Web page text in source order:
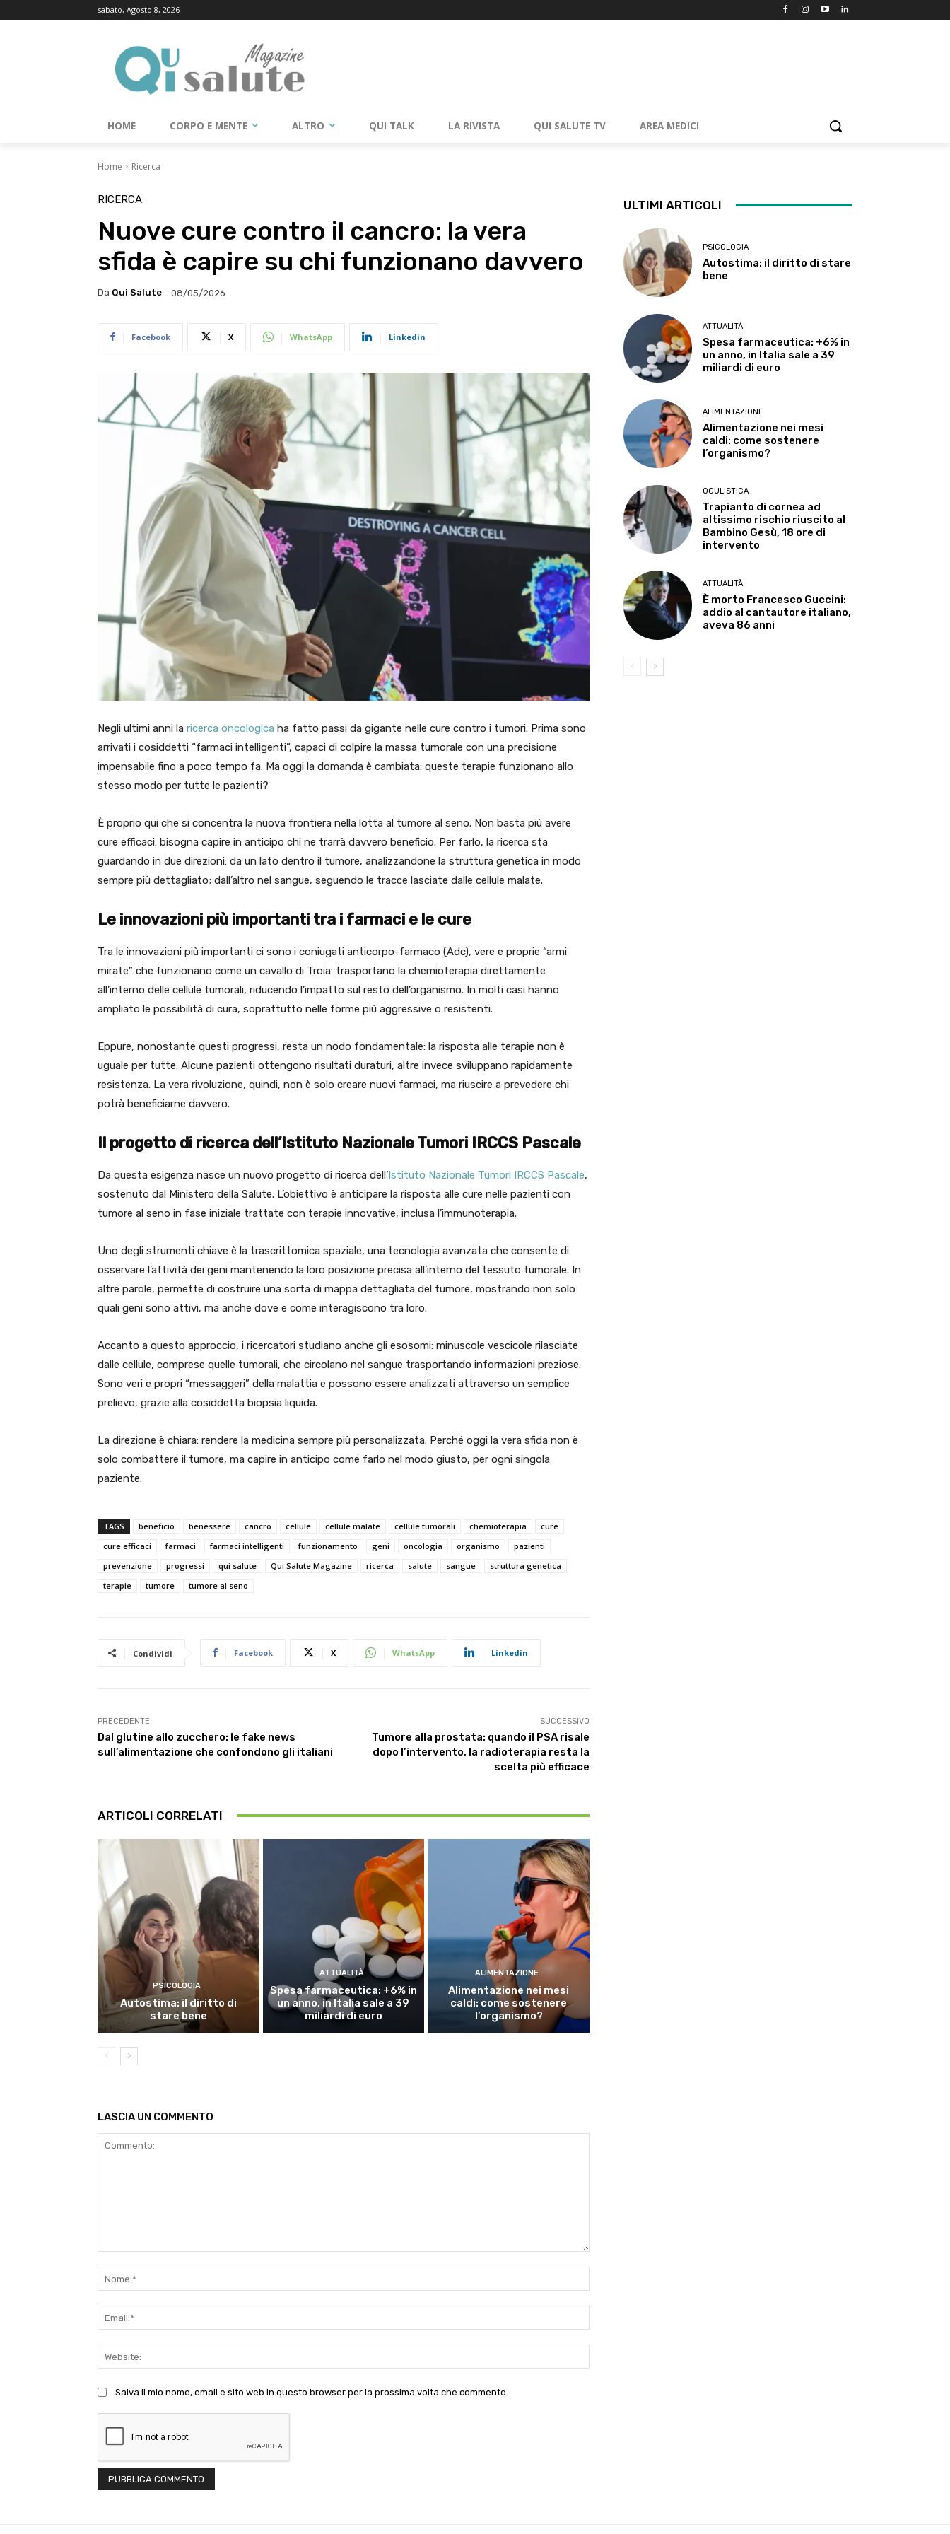
sabato, Agosto 8, 2026
HOME CORPO E MENTE ALTRO QUI TALK LA RIVISTA QUI SALUTE TV AREA MEDICI
Home Ricerca
RICERCA
Nuove cure contro il cancro: la vera
sfida è capire su chi funzionano davvero
Da Qui Salute 08/05/2026
Facebook X WhatsApp Linkedin
Negli ultimi anni la ricerca oncologica ha fatto passi da gigante nelle cure contro i tumori. Prima sono
arrivati i cosiddetti “farmaci intelligenti”, capaci di colpire la massa tumorale con una precisione
impensabile fino a poco tempo fa. Ma oggi la domanda è cambiata: queste terapie funzionano allo
stesso modo per tutte le pazienti?
È proprio qui che si concentra la nuova frontiera nella lotta al tumore al seno. Non basta più avere
cure efficaci: bisogna capire in anticipo chi ne trarrà davvero beneficio. Per farlo, la ricerca sta
guardando in due direzioni: da un lato dentro il tumore, analizzandone la struttura genetica in modo
sempre più dettagliato; dall’altro nel sangue, seguendo le tracce lasciate dalle cellule malate.
Le innovazioni più importanti tra i farmaci e le cure
Tra le innovazioni più importanti ci sono i coniugati anticorpo-farmaco (Adc), vere e proprie “armi
mirate” che funzionano come un cavallo di Troia: trasportano la chemioterapia direttamente
all’interno delle cellule tumorali, riducendo l’impatto sul resto dell’organismo. In molti casi hanno
ampliato le possibilità di cura, soprattutto nelle forme più aggressive o resistenti.
Eppure, nonostante questi progressi, resta un nodo fondamentale: la risposta alle terapie non è
uguale per tutte. Alcune pazienti ottengono risultati duraturi, altre invece sviluppano rapidamente
resistenza. La vera rivoluzione, quindi, non è solo creare nuovi farmaci, ma riuscire a prevedere chi
potrà beneficiarne davvero.
Il progetto di ricerca dell’Istituto Nazionale Tumori IRCCS Pascale
Da questa esigenza nasce un nuovo progetto di ricerca dell’Istituto Nazionale Tumori IRCCS Pascale,
sostenuto dal Ministero della Salute. L’obiettivo è anticipare la risposta alle cure nelle pazienti con
tumore al seno in fase iniziale trattate con terapie innovative, inclusa l’immunoterapia.
Uno degli strumenti chiave è la trascrittomica spaziale, una tecnologia avanzata che consente di
osservare l’attività dei geni mantenendo la loro posizione precisa all’interno del tessuto tumorale. In
altre parole, permette di costruire una sorta di mappa dettagliata del tumore, mostrando non solo
quali geni sono attivi, ma anche dove e come interagiscono tra loro.
Accanto a questo approccio, i ricercatori studiano anche gli esosomi: minuscole vescicole rilasciate
dalle cellule, comprese quelle tumorali, che circolano nel sangue trasportando informazioni preziose.
Sono veri e propri “messaggeri” della malattia e possono essere analizzati attraverso un semplice
prelievo, grazie alla cosiddetta biopsia liquida.
La direzione è chiara: rendere la medicina sempre più personalizzata. Perché oggi la vera sfida non è
solo combattere il tumore, ma capire in anticipo come farlo nel modo giusto, per ogni singola
paziente.
TAGS beneficio benessere cancro cellule cellule malate cellule tumorali chemioterapia
cure
cure efficaci
farmaci farmaci intelligenti funzionamento geni oncologia organismo
pazienti
prevenzione
progressi qui salute Qui Salute Magazine ricerca salute sangue
struttura genetica
terapie
tumore tumore al seno
Condividi Facebook X WhatsApp Linkedin
PRECEDENTE
Dal glutine allo zucchero: le fake news
sull’alimentazione che confondono gli italiani
SUCCESSIVO
Tumore alla prostata: quando il PSA risale
dopo l’intervento, la radioterapia resta la
scelta più efficace
ARTICOLI CORRELATI
PSICOLOGIA
Autostima: il diritto di
stare bene
ATTUALITÀ
Spesa farmaceutica: +6% in
un anno, in Italia sale a 39
miliardi di euro
ALIMENTAZIONE
Alimentazione nei mesi
caldi: come sostenere
l’organismo?
LASCIA UN COMMENTO
Salva il mio nome, email e sito web in questo browser per la prossima volta che commento.
ULTIMI ARTICOLI
PSICOLOGIA
Autostima: il diritto di stare
bene
ATTUALITÀ
Spesa farmaceutica: +6% in
un anno, in Italia sale a 39
miliardi di euro
ALIMENTAZIONE
Alimentazione nei mesi
caldi: come sostenere
l’organismo?
OCULISTICA
Trapianto di cornea ad
altissimo rischio riuscito al
Bambino Gesù, 18 ore di
intervento
ATTUALITÀ
È morto Francesco Guccini:
addio al cantautore italiano,
aveva 86 anni